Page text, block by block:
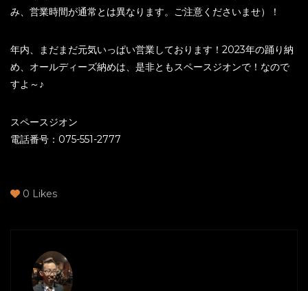
み、営業時間が通常とは異なります。ご注意くださいませ）！
年内、まだまだ元気いっぱい営業しております！2023年の踊り納
め、オールディーズ納めは、是非ともスペースジオンで！なので
すよ～♪
スペースジオン
電話番号：075-551-2777
0 Likes